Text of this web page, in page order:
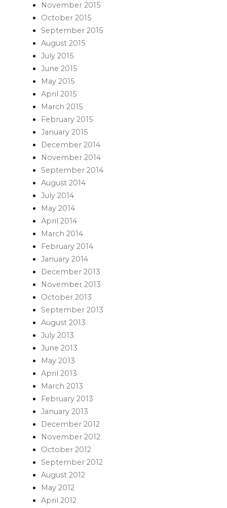
November 2015
October 2015
September 2015
August 2015
July 2015
June 2015
May 2015
April 2015
March 2015
February 2015
January 2015
December 2014
November 2014
September 2014
August 2014
July 2014
May 2014
April 2014
March 2014
February 2014
January 2014
December 2013
November 2013
October 2013
September 2013
August 2013
July 2013
June 2013
May 2013
April 2013
March 2013
February 2013
January 2013
December 2012
November 2012
October 2012
September 2012
August 2012
May 2012
April 2012